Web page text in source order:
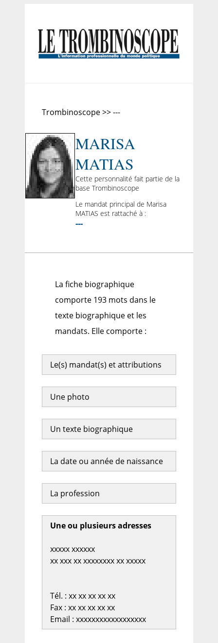
Trombinoscope >> ---
MARISA
MATIAS
Cette personnalité fait partie de la
base Trombinoscope
Le mandat principal de Marisa
MATIAS est rattaché à :
---
La fiche biographique
comporte 193 mots dans le
texte biographique et les
mandats. Elle comporte :
Le(s) mandat(s) et attributions
Une photo
Un texte biographique
La date ou année de naissance
La profession
Une ou plusieurs adresses
xxxxx xxxxxx
xx xxx xx xxxxxxxx xx xxxxx
Tél. : xx xx xx xx xx
Fax : xx xx xx xx xx
Email : xxxxxxxxxxxxxxxxxx